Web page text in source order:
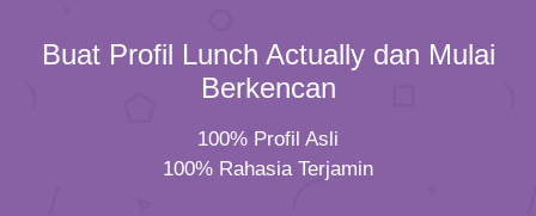
Buat Profil Lunch Actually dan Mulai
Berkencan
100% Profil Asli
100% Rahasia Terjamin